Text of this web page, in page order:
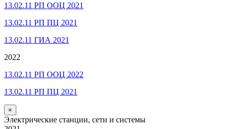
13.02.11 РП ООЦ 2021
13.02.11 РП ПЦ 2021
13.02.11 ГИА 2021
2022
13.02.11 РП ООЦ 2022
13.02.11 РП ПЦ 2021
×
Электрические станции, сети и системы